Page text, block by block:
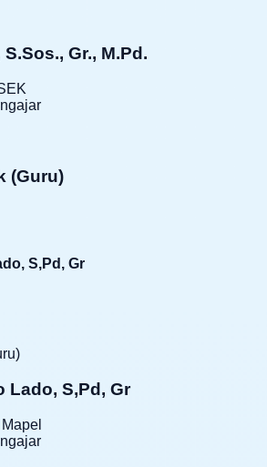
Gr., M.Pd.
(Guru)
S,Pd, Gr
Lado, S,Pd, Gr